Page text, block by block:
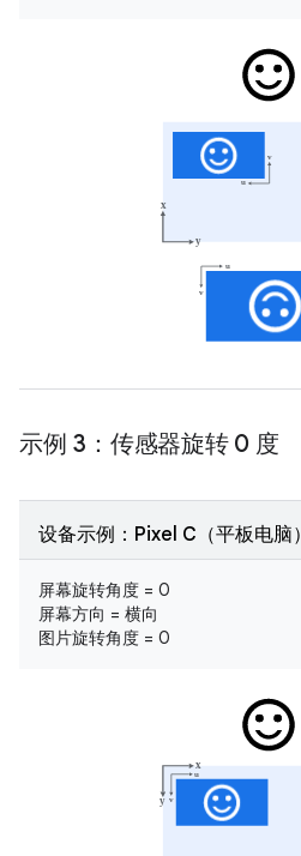
示例 3：传感器旋转 0 度
设备示例：Pixel C（平板电脑）
屏幕旋转角度 = 0
屏幕方向 = 横向
图片旋转角度 = 0